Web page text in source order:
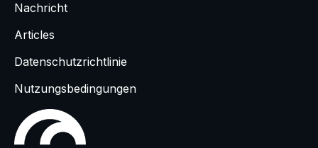
Nachricht
Articles
Datenschutzrichtlinie
Nutzungsbedingungen